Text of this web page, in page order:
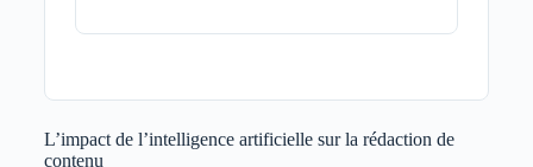
L’impact de l’intelligence artificielle sur la rédaction de
contenu